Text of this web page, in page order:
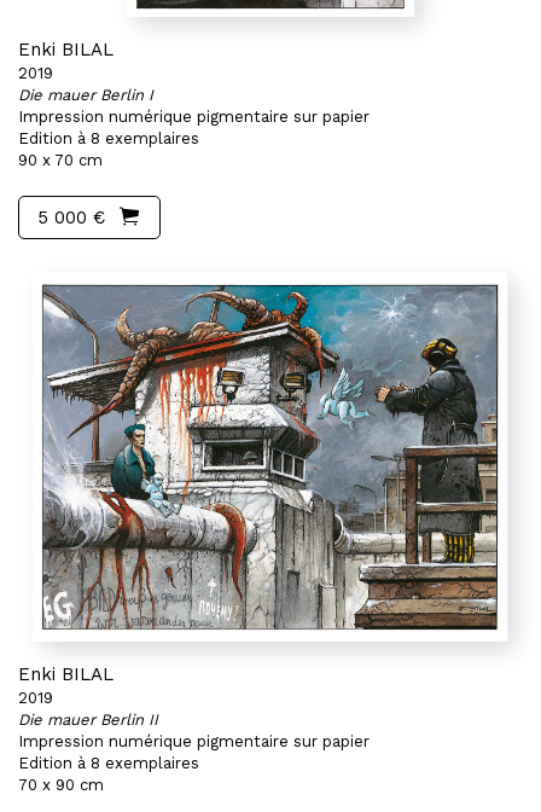
Enki BILAL
2019
Die mauer Berlin I
Impression numérique pigmentaire sur papier
Edition à 8 exemplaires
90 x 70 cm
5 000 €
Enki BILAL
2019
Die mauer Berlin II
Impression numérique pigmentaire sur papier
Edition à 8 exemplaires
70 x 90 cm